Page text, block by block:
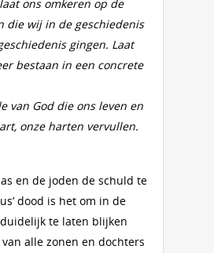
ons omkeren op de
die wij in de geschiedenis
gingen. Laat
bestaan in een concrete
van God die ons leven en
onze harten vervullen.
en de joden de schuld te
dood is het om in de
te laten blijken
alle zonen en dochters